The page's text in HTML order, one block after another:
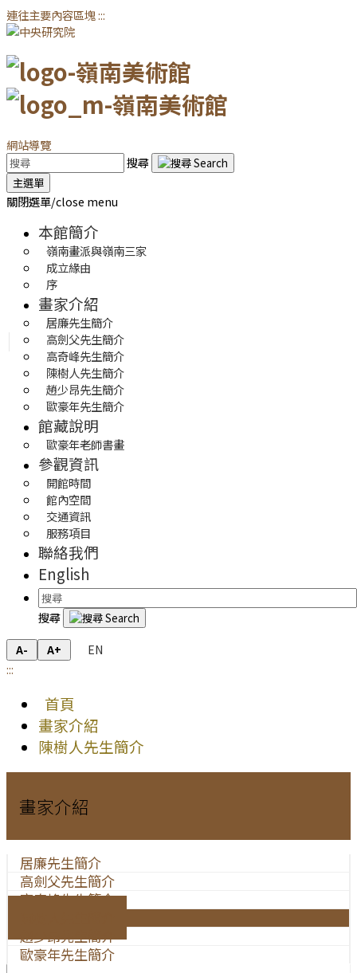
連往主要內容區塊:::
網站導覽
搜尋
主選單
關閉選單/close menu
本館簡介
嶺南畫派與嶺南三家
成立緣由
序
畫家介紹
居廉先生簡介
高劍父先生簡介
高奇峰先生簡介
陳樹人先生簡介
趙少昂先生簡介
歐豪年先生簡介
館藏說明
歐豪年老師書畫
參觀資訊
開館時間
館內空間
交通資訊
服務項目
聯絡我們
English
搜尋
A- A+
EN
:::
首頁
畫家介紹
陳樹人先生簡介
畫家介紹
居廉先生簡介
高劍父先生簡介
高奇峰先生簡介
趙少昂先生簡介
歐豪年先生簡介